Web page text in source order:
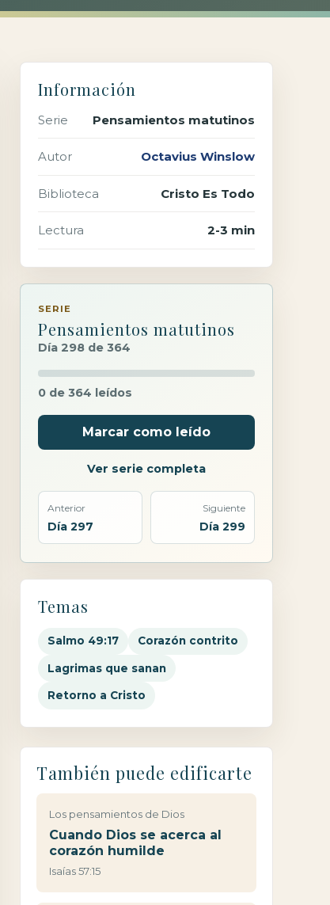
Información
Serie Pensamientos matutinos
Autor Octavius Winslow
Biblioteca Cristo Es Todo
Lectura 2-3 min
SERIE
Pensamientos matutinos
Día 298 de 364
0 de 364 leídos
Marcar como leído
Ver serie completa
Anterior
Día 297
Siguiente
Día 299
Temas
Salmo 49:17 Corazón contrito
Lagrimas que sanan
Retorno a Cristo
También puede edificarte
Los pensamientos de Dios
Cuando Dios se acerca al
corazón humilde
Isaías 57:15